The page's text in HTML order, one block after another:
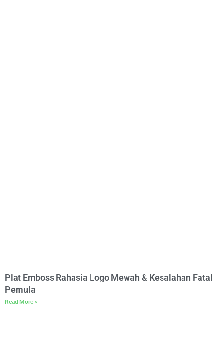
Plat Emboss Rahasia Logo Mewah & Kesalahan Fatal
Pemula
Read More »